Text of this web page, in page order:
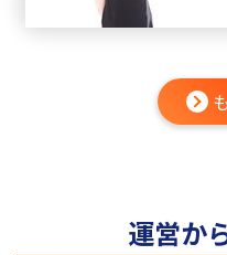
運営か